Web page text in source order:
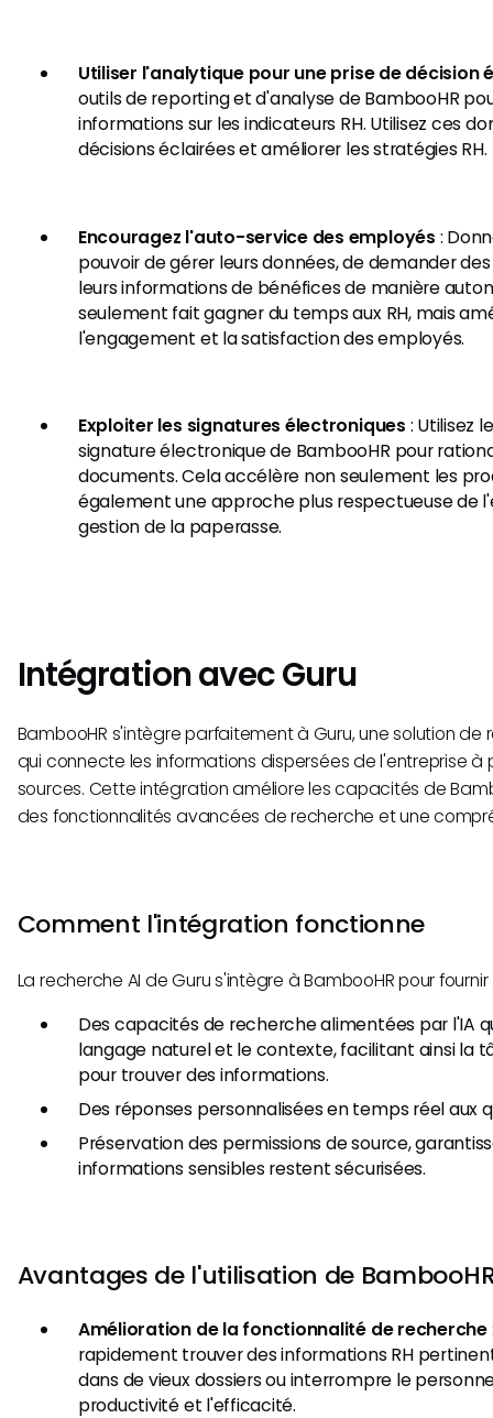
Utiliser l'analytique pour une prise de décision
outils de reporting et d'analyse de BambooHR
informations sur les indicateurs RH. Utilisez ces
décisions éclairées et améliorer les stratégies RH.
Encouragez l'auto-service des employés :
pouvoir de gérer leurs données, de demander
leurs informations de bénéfices de manière
seulement fait gagner du temps aux RH, mais
l'engagement et la satisfaction des employés.
Exploiter les signatures électroniques : Utilisez
signature électronique de BambooHR pour
documents. Cela accélère non seulement les
également une approche plus respectueuse de
gestion de la paperasse.
Intégration avec Guru
BambooHR s'intègre parfaitement à Guru, une solution de
qui connecte les informations dispersées de l'entreprise à
sources. Cette intégration améliore les capacités de
des fonctionnalités avancées de recherche et une
Comment l'intégration fonctionne
La recherche AI de Guru s'intègre à BambooHR pour fournir
Des capacités de recherche alimentées par l'IA
langage naturel et le contexte, facilitant ainsi la
pour trouver des informations.
Des réponses personnalisées en temps réel aux
Préservation des permissions de source,
informations sensibles restent sécurisées.
Avantages de l'utilisation de
Amélioration de la fonctionnalité de recherche
rapidement trouver des informations RH
dans de vieux dossiers ou interrompre le
productivité et l'efficacité.